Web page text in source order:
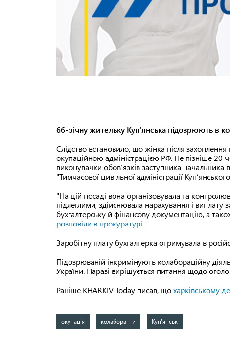
66-річну жительку Куп'янська підозрюють в
Слідство встановило, що жінка після
окупаційною адміністрацією РФ. Не пізніше 20
виконувачки обов’язків заступника начальника
"Тимчасової цивільної адміністрації
"На цій посаді вона організовувала та
підлеглими, здійснювала нарахування і виплату
бухгалтерську й фінансову документацію, а
розповіли в прокуратурі.
Заробітну плату бухгалтерка отримувала в
Підозрюваній інкримінують колабораційну
України. Наразі вирішується питання щодо
Раніше KHARKIV Today писав, щохарківському
окупація колаборанти Куп'янськ